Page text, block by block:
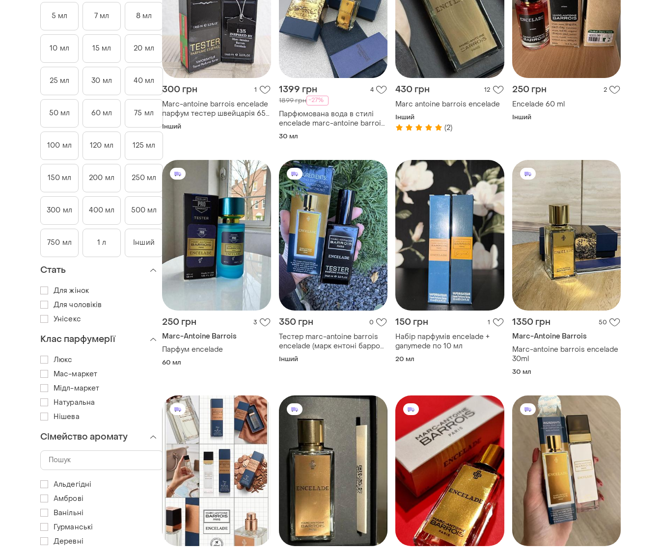
300 грн 1
Marc-antoine barrois encelade
парфум тестер швейцарія 65
мл № 135
Інший
1399 грн 4
1899 грн -27%
Парфюмована вода в стилі
encelade marc-antoine barrois
30 мл
430 грн 12
Marc antoine barrois encelade
Інший
(2)
250 грн 2
Encelade 60 ml
Інший
250 грн 3
Marc-Antoine Barrois
Парфум encelade
60 мл
350 грн 0
Тестер marc-antoine barrois
encelade (марк ентоні баррос
енкеле) 65 мл.
Інший
150 грн 1
Набір парфумів encelade +
ganymede по 10 мл
20 мл
1350 грн 50
Marc-Antoine Barrois
Marc-antoine barrois encelade
30ml
30 мл
5 мл 7 мл 8 мл
10 мл 15 мл 20 мл
25 мл 30 мл 40 мл
50 мл 60 мл 75 мл
100 мл 120 мл 125 мл
150 мл 200 мл 250 мл
300 мл 400 мл 500 мл
750 мл 1 л Інший
Стать
Для жінок
Для чоловіків
Унісекс
Клас парфумерії
Люкс
Мас-маркет
Мідл-маркет
Натуральна
Нішева
Сімейство аромату
Альдегідні
Амброві
Ванільні
Гурманські
Деревні